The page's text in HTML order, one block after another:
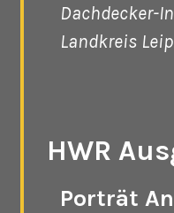
Dachdecker-
Landkreis
Porträt
HWR